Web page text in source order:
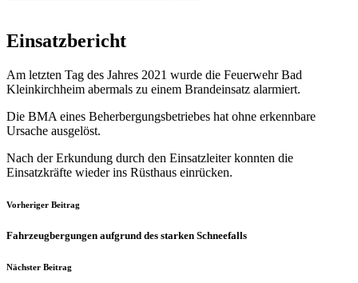
Einsatzbericht
Am letzten Tag des Jahres 2021 wurde die Feuerwehr Bad
Kleinkirchheim abermals zu einem Brandeinsatz alarmiert.
Die BMA eines Beherbergungsbetriebes hat ohne erkennbare
Ursache ausgelöst.
Nach der Erkundung durch den Einsatzleiter konnten die
Einsatzkräfte wieder ins Rüsthaus einrücken.
Vorheriger Beitrag
Fahrzeugbergungen aufgrund des starken Schneefalls
Nächster Beitrag